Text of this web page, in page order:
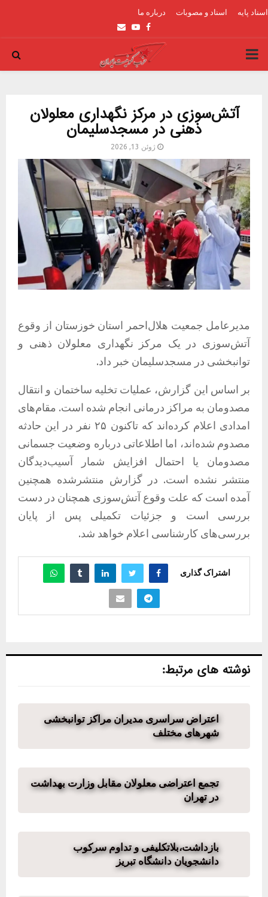
اسناد پایه اسناد و مصوبات درباره ما
Facebook
Youtube
Email
PRIMARY
آتش‌سوزی در مرکز نگهداری معلولان
ذهنی در مسجدسلیمان
ژوئن 13, 2026
مدیرعامل جمعیت هلال‌احمر استان خوزستان از وقوع
آتش‌سوزی در یک مرکز نگهداری معلولان ذهنی و
توانبخشی در مسجدسلیمان خبر داد.
بر اساس این گزارش، عملیات تخلیه ساختمان و انتقال
مصدومان به مراکز درمانی انجام شده است. مقام‌های
امدادی اعلام کرده‌اند که تاکنون ۲۵ نفر در این حادثه
مصدوم شده‌اند، اما اطلاعاتی درباره وضعیت جسمانی
مصدومان یا احتمال افزایش شمار آسیب‌دیدگان
منتشر نشده است. در گزارش منتشرشده همچنین
آمده است که علت وقوع آتش‌سوزی همچنان در دست
بررسی است و جزئیات تکمیلی پس از پایان
بررسی‌های کارشناسی اعلام خواهد شد.
اشتراک گذاری
نوشته های مرتبط:
اعتراض سراسری مدیران مراکز توانبخشی
شهرهای مختلف
تجمع اعتراضی معلولان مقابل وزارت بهداشت
در تهران
بازداشت،بلاتکلیفی و تداوم سرکوب
دانشجویان دانشگاه تبریز